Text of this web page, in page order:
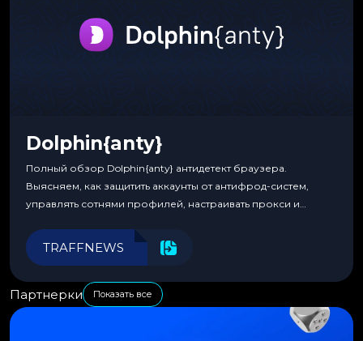
Dolphin{anty}
Полный обзор Dolphin{anty} антидетект браузера.
Выясняем, как защитить аккаунты от антифрод-систем,
управлять сотнями профилей, настраивать прокси и
эффективности.
TRAFFNEWS
Партнерки Показать все